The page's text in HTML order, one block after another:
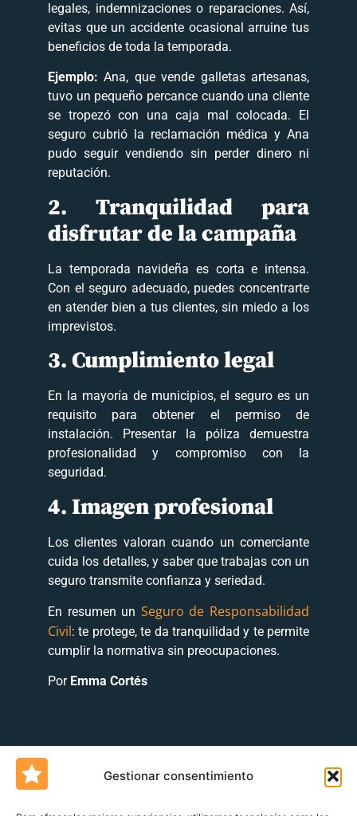
Gestionar consentimiento
legales, indemnizaciones o reparaciones. Así,
evitas que un accidente ocasional arruine tus
beneficios de toda la temporada.
Ejemplo: Ana, que vende galletas artesanas,
tuvo un pequeño percance cuando una cliente
se tropezó con una caja mal colocada. El
seguro cubrió la reclamación médica y Ana
pudo seguir vendiendo sin perder dinero ni
reputación.
2. Tranquilidad para
disfrutar de la campaña
La temporada navideña es corta e intensa.
Con el seguro adecuado, puedes concentrarte
en atender bien a tus clientes, sin miedo a los
imprevistos.
3. Cumplimiento legal
En la mayoría de municipios, el seguro es un
requisito para obtener el permiso de
instalación. Presentar la póliza demuestra
profesionalidad y compromiso con la
seguridad.
4. Imagen profesional
Los clientes valoran cuando un comerciante
cuida los detalles, y saber que trabajas con un
seguro transmite confianza y seriedad.
En resumen un Seguro de Responsabilidad
Civil: te protege, te da tranquilidad y te permite
cumplir la normativa sin preocupaciones.
Por Emma Cortés